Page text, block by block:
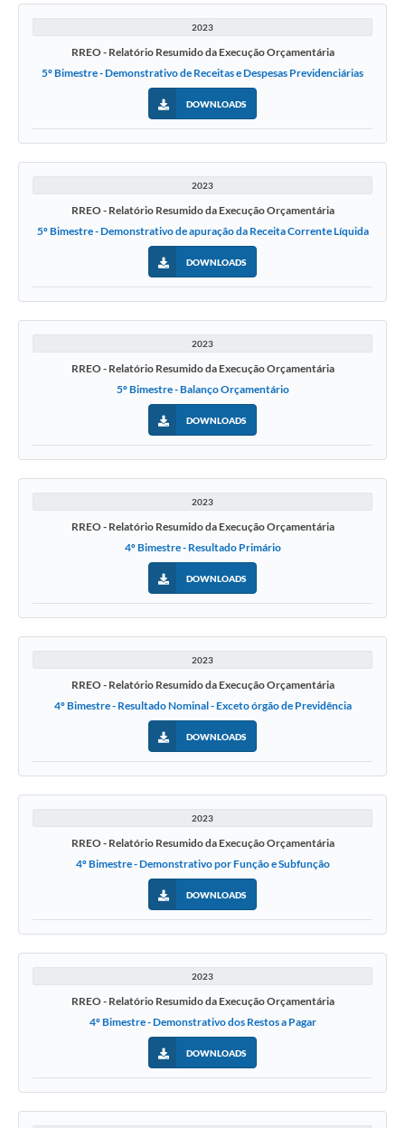
2023
RREO - Relatório Resumido da Execução Orçamentária
5º Bimestre - Demonstrativo de Receitas e Despesas Previdenciárias
DOWNLOADS
2023
RREO - Relatório Resumido da Execução Orçamentária
5º Bimestre - Demonstrativo de apuração da Receita Corrente Líquida
DOWNLOADS
2023
RREO - Relatório Resumido da Execução Orçamentária
5º Bimestre - Balanço Orçamentário
DOWNLOADS
2023
RREO - Relatório Resumido da Execução Orçamentária
4º Bimestre - Resultado Primário
DOWNLOADS
2023
RREO - Relatório Resumido da Execução Orçamentária
4º Bimestre - Resultado Nominal - Exceto órgão de Previdência
DOWNLOADS
2023
RREO - Relatório Resumido da Execução Orçamentária
4º Bimestre - Demonstrativo por Função e Subfunção
DOWNLOADS
2023
RREO - Relatório Resumido da Execução Orçamentária
4º Bimestre - Demonstrativo dos Restos a Pagar
DOWNLOADS